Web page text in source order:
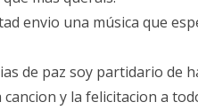
envio una música que
de paz soy partidario de
y la felicitacion a